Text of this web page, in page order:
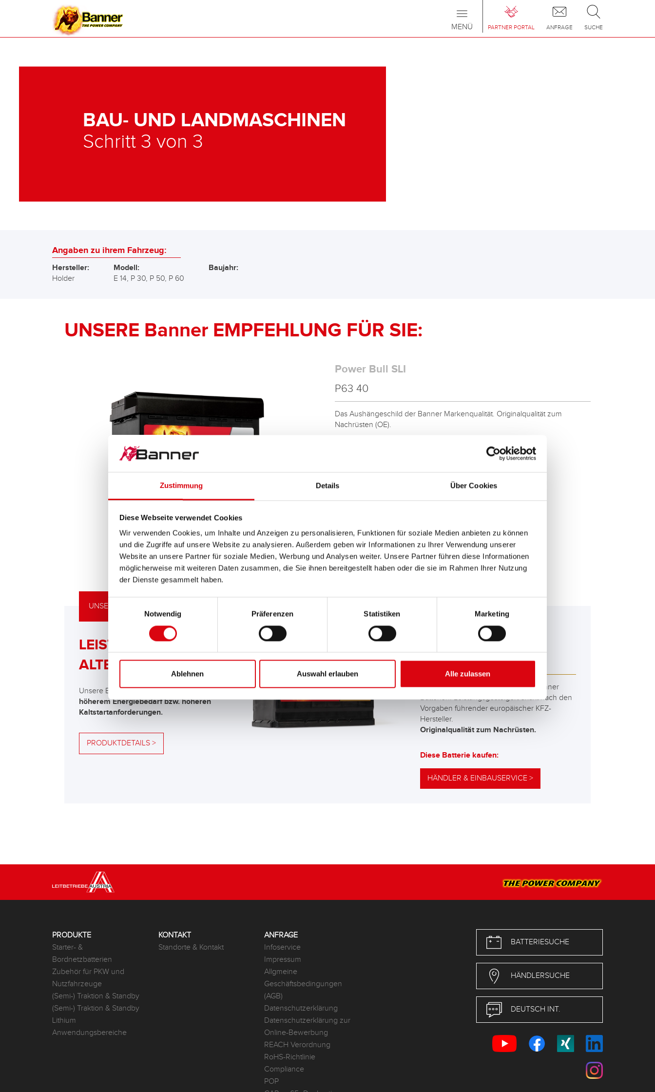
Zustimmung Details Über Cookies
Diese Webseite verwendet Cookies
Wir verwenden Cookies, um Inhalte und Anzeigen zu personalisieren, Funktionen für soziale Medien anbieten zu können
und die Zugriffe auf unsere Website zu analysieren. Außerdem geben wir Informationen zu Ihrer Verwendung unserer
Website an unsere Partner für soziale Medien, Werbung und Analysen weiter. Unsere Partner führen diese Informationen
möglicherweise mit weiteren Daten zusammen, die Sie ihnen bereitgestellt haben oder die sie im Rahmen Ihrer Nutzung
der Dienste gesammelt haben.
Notwendig
Präferenzen Statistiken Marketing
Ablehnen Auswahl erlauben Alle zulassen
PARTNER PORTAL ANFRAGE SUCHE
Toggle
navigation
MENÜ
BAU- UND LANDMASCHINEN
Schritt 3 von 3
Angaben zu ihrem Fahrzeug:
Hersteller:
Holder
Modell:
E 14, P 30, P 50, P 60
Baujahr:
UNSERE Banner EMPFEHLUNG FÜR SIE:
Power Bull SLI
P63 40
Das Aushängeschild der Banner Markenqualität. Originalqualität zum
Nachrüsten (OE).
Diese Batterie kaufen:
LEISTUNGSSTARKE
ALTERNATIVE
Unsere Empfehlung für Fahrzeuge mit
höherem Energiebedarf bzw. höheren
Kaltstartanforderungen.
PRODUKTDETAILS >
Running Bull AGM
AGM 560 01
Die besten und leistungsfähigsten Banner
Batterien. Leistungsgesteigert exakt nach den
Vorgaben führender europäischer KFZ-
Hersteller.
Originalqualität zum Nachrüsten.
Diese Batterie kaufen:
HÄNDLER & EINBAUSERVICE >
UNSERE UPGRADING EMPFEHLUNG
PRODUKTE
Starter- &
Bordnetzbatterien
Zubehör für PKW und
Nutzfahrzeuge
(Semi-) Traktion & Standby
(Semi-) Traktion & Standby
Lithium
Anwendungsbereiche
KONTAKT
Standorte & Kontakt
ANFRAGE
Infoservice
Impressum
Allgmeine
Geschäftsbedingungen
(AGB)
Datenschutzerklärung
Datenschutzerklärung zur
Online-Bewerbung
REACH Verordnung
RoHS-Richtlinie
Compliance
POP
BATTERIESUCHE
HÄNDLERSUCHE
DEUTSCH INT.